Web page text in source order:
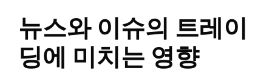
뉴스와 이슈의 트레이
딩에 미치는 영향